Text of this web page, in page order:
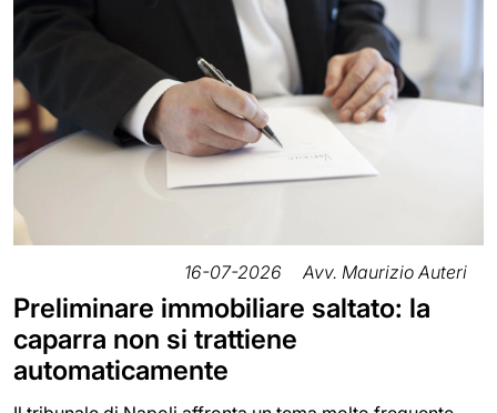
16-07-2026 Avv. Maurizio Auteri
Preliminare immobiliare saltato: la
caparra non si trattiene
automaticamente